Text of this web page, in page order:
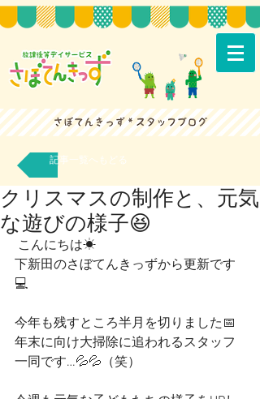
記事一覧へもどる
クリスマスの制作と、元気
な遊びの様子😆
こんにちは☀
下新田のさぼてんきっずから更新です
💻
今年も残すところ半月を切りました📅
年末に向け大掃除に追われるスタッフ
一同です…💦💦（笑）